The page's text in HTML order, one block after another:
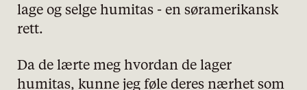
lage og selge humitas - en søramerikansk
rett.
Da de lærte meg hvordan de lager
humitas, kunne jeg føle deres nærhet som